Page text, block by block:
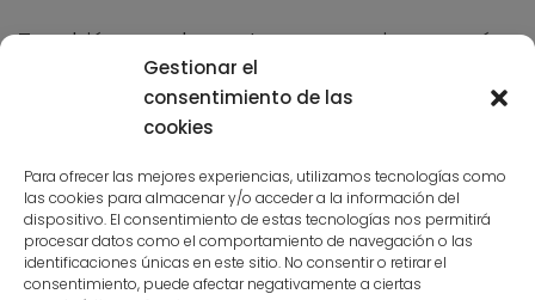
Gestionar el
consentimiento de las
cookies
Para ofrecer las mejores experiencias, utilizamos tecnologías como
las cookies para almacenar y/o acceder a la información del
dispositivo. El consentimiento de estas tecnologías nos permitirá
procesar datos como el comportamiento de navegación o las
identificaciones únicas en este sitio. No consentir o retirar el
consentimiento, puede afectar negativamente a ciertas
También puedes optar por averiguar qué
es lo que hay en un lugar dadas unas
coordenadas mediante su introducción
cualquiera de los tres modos indicados
anteriormente. Pero asegúrate bien de no
cambias latitud por longitud, o en lugar de